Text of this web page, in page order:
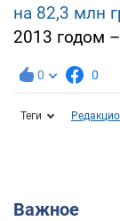
на 82,3 млн
2013 годом
0 0
Теги
Важное